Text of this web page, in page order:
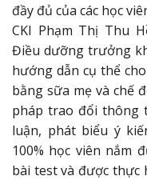
đầy đủ của các học
CKI Phạm Thị Thu
Điều dưỡng trưởng
hướng dẫn cụ thể
bằng sữa mẹ và chế
pháp trao đổi thông
luận, phát biểu ý
100% học viên nắm
bài test và được thực